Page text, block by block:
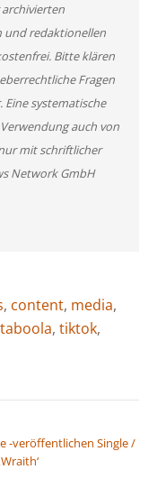
und redaktionellen
Bitte klären
Fragen
systematische
auch von
mit schriftlicher
Network GmbH
, content, media,
taboola, tiktok,
-veröffentlichen Single /